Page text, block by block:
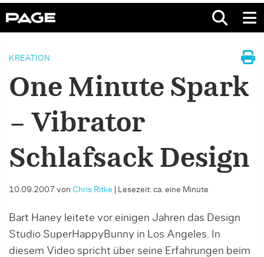
KREATION
One Minute Spark
– Vibrator
Schlafsack Design
10.09.2007 von Chris Ritke Lesezeit: ca. eine Minute
Bart Haney leitete vor einigen Jahren das Design
Studio SuperHappyBunny in Los Angeles. In
diesem Video spricht über seine Erfahrungen beim